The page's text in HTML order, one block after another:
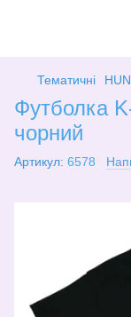
Тематичні
Футболка
чорний
Артикул: 6578